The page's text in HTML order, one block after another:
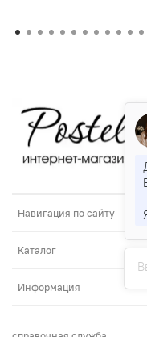
Навигация по сайту
Каталог
Информация